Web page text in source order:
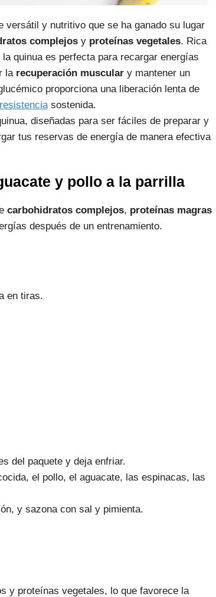
y nutritivo que se ha ganado su lugar
complejosy proteínas vegetales. Rica
quinua es perfecta para recargar energías
la recuperación musculary mantener un
proporciona una liberación lenta de
resistenciasostenida.
diseñadas para ser fáciles de preparar y
tus reservas de energía de manera efectiva
y pollo a la parrilla
carbohidratos complejos, proteínas magras
después de un entrenamiento.
en tiras.
del paquete y deja enfriar.
el pollo, el aguacate, las espinacas, las
y sazona con sal y pimienta.
y proteínas vegetales, lo que favorece la